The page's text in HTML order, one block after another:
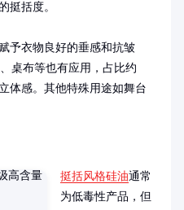
挺括度。
予衣物良好的垂感和抗皱
桌布等也有应用，占比约
体感。其他特殊用途如舞台
挺括风格硅油通常
为低毒性产品，但